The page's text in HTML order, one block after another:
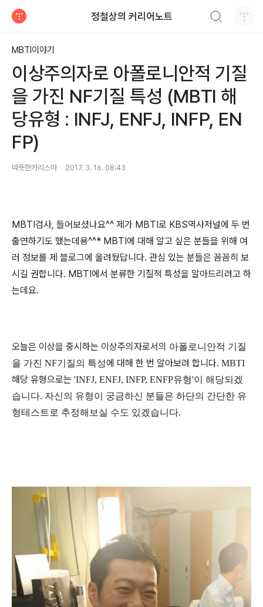
정철상의 커리어노트
MBTI이야기
이상주의자로 아폴로니안적 기질
을 가진 NF기질 특성 (MBTI 해
당유형 : INFJ, ENFJ, INFP, EN
FP)
따뜻한카리스마 2017. 3. 16. 08:43
MBTI검사, 들어보셨나요^^ 제가 MBTI로 KBS역사저널에 두 번
출연하기도 했는데용^^* MBTI에 대해 알고 싶은 분들을 위해 여
러 정보를 제 블로그에 올려뒀답니다. 관심 있는 분들은 꼼꼼히 보
시길 권합니다. MBTI에서 분류한 기질적 특성을 알아드리려고 하
는데요.
오늘은 이상을 중시하는 이상주의자로서의 아폴로니안적 기질
을 가진 NF기질의 특성에 대해 한 번 알아보려 합니다. MBTI
해당 유형으로는 'INFJ, ENFJ, INFP, ENFP유형'이 해당되겠
습니다. 자신의 유형이 궁금하신 분들은 하단의 간단한 유
형테스트로 추정해보실 수도 있겠습니다.